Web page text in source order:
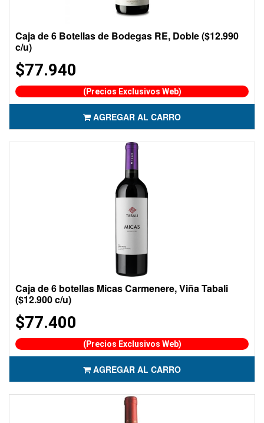
Caja de 6 Botellas de Bodegas RE, Doble ($12.990
c/u)
$77.940
(Precios Exclusivos Web)
AGREGAR AL CARRO
Caja de 6 botellas Micas Carmenere, Viña Tabali
($12.900 c/u)
$77.400
(Precios Exclusivos Web)
AGREGAR AL CARRO